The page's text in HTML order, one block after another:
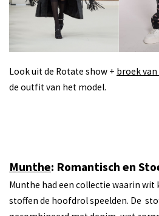
Look uit de Rotate show + broek
de outfit van het model.
Munthe: Romantisch en
Munthe had een collectie waarin
stoffen de hoofdrol speelden. De